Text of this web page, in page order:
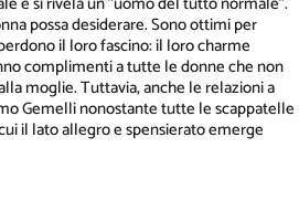
possa desiderare. Sono ottimi per
il loro fascino: il loro charme
complimenti a tutte le donne che non
moglie. Tuttavia, anche le relazioni a
Gemelli nonostante tutte le scappatelle
il lato allegro e spensierato emerge